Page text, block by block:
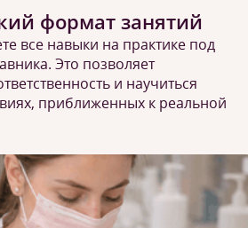
формат занятий
все навыки на практике под
Это позволяет
и научиться
приближенных к реальной